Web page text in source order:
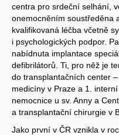
centra pro srdeční selhání,
onemocněním soustředěna
kvalifikovaná léčba včetně
i psychologických podpor.
nabídnuta implantace
defibrilátorů. Ti, pro něž je
do transplantačních center
medicíny v Praze a 1.
nemocnice u sv. Anny a
a transplantační chirurgie v
Jako první v ČR vznikla v